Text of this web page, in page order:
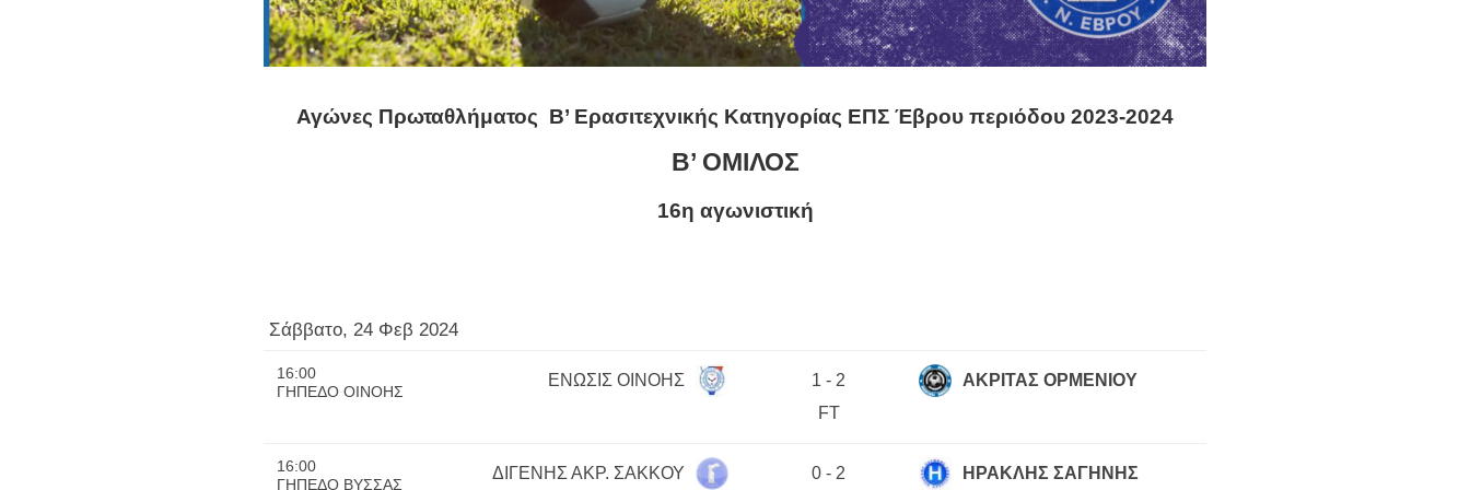
Αγώνες Πρωταθλήματος Β’ Ερασιτεχνικής Κατηγορίας ΕΠΣ Έβρου περιόδου 2023-2024
Β’ ΟΜΙΛΟΣ
16η αγωνιστική
Σάββατο, 24 Φεβ 2024
16:00
ΓΗΠΕΔΟ ΟΙΝΟΗΣ
ΕΝΩΣΙΣ ΟΙΝΟΗΣ 1 -2
FT
ΑΚΡΙΤΑΣ ΟΡΜΕΝΙΟΥ
16:00
ΓΗΠΕΔΟ ΒΥΣΣΑΣ
ΔΙΓΕΝΗΣ ΑΚΡ. ΣΑΚΚΟΥ 0 -2 ΗΡΑΚΛΗΣ ΣΑΓΗΝΗΣ